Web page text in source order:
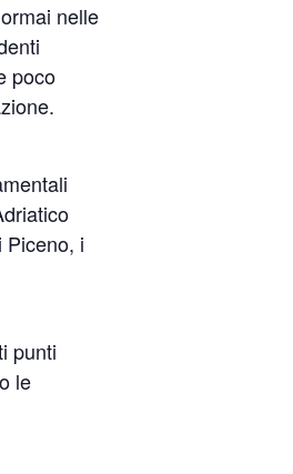
nelle
poco
Piceno, i
punti
le